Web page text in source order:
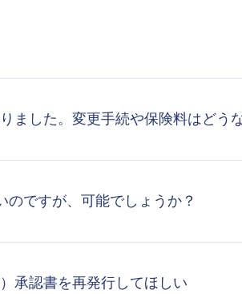
ました。変更手続や保険料はどう
ですが、可能でしょうか？
承認書を再発行してほしい